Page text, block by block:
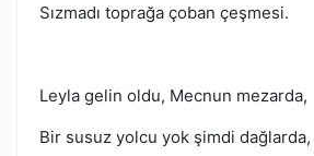
Sızmadı toprağa çoban çeşmesi.
Leyla gelin oldu, Mecnun mezarda,
Bir susuz yolcu yok şimdi dağlarda,